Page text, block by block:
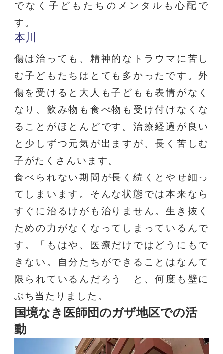
でなく子どもたちのメンタルも心配で
す。
本川
傷は治っても、精神的なトラウマに苦し
む子どもたちはとても多かったです。外
傷を受けると大人も子どもも表情がなく
なり、飲み物も食べ物も受け付けなくな
ることがほとんどです。治療経過が良い
と少しずつ元気が出ますが、長く苦しむ
子がたくさんいます。
食べられない期間が長く続くとやせ細っ
てしまいます。そんな状態では本来なら
すぐに治るけがも治りません。生き抜く
ための力がなくなってしまっているんで
す。「もはや、医療だけではどうにもで
きない。自分たちができることはなんて
限られているんだろう」と、何度も壁に
ぶち当たりました。
国境なき医師団のガザ地区での活
動